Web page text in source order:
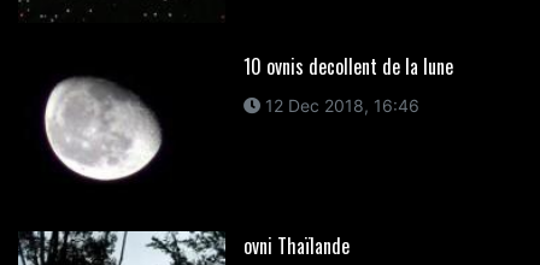
10 ovnis decollent de la lune
12 Dec 2018, 16:46
ovni Thaïlande